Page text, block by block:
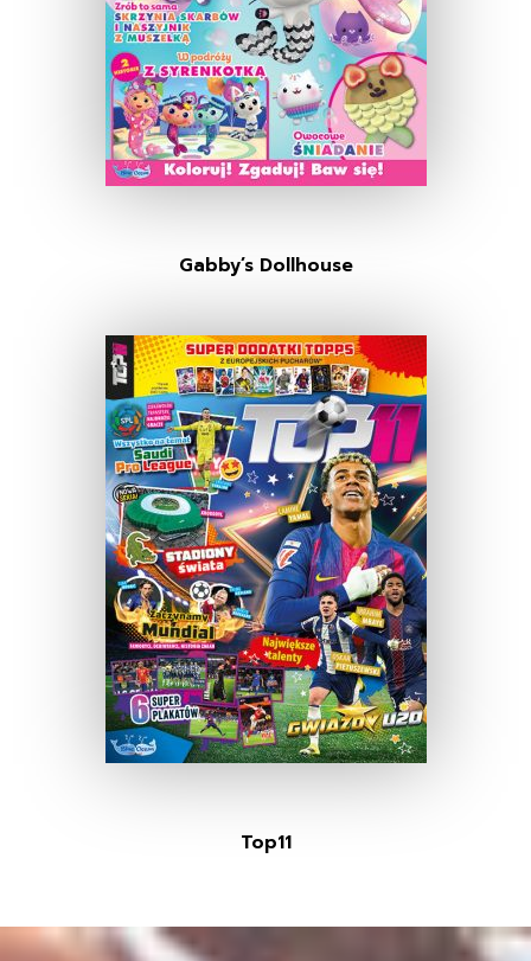
Gabby’s Dollhouse
Top11